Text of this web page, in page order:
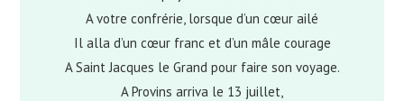
A votre confrérie, lorsque d’un cœur ailé
Il alla d’un cœur franc et d’un mâle courage
A Saint Jacques le Grand pour faire son voyage.
A Provins arriva le 13 juillet,